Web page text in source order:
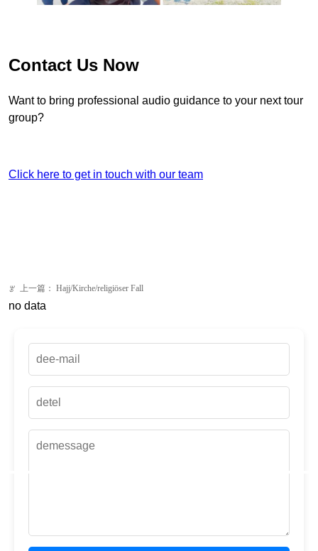
ꂃ 上一篇： Hajj/Kirche/religiöser Fall
no data